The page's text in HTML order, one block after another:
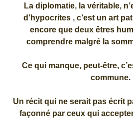
La diplomatie, la véritable,
d’hypocrites , c’est un art
encore que deux êtres
comprendre malgré la
Ce qui manque, peut-être,
commune.
Un récit qui ne serait pas écrit
façonné par ceux qui